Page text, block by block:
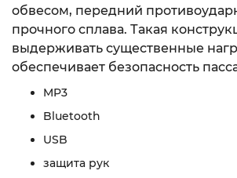
обвесом, передний
прочного сплава. Такая
выдерживать существенные
обеспечивает безопасность
MP3
Bluetooth
USB
защита рук